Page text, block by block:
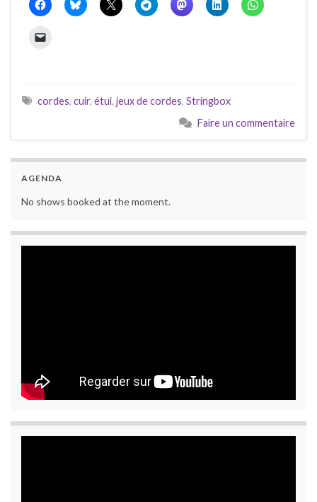
cordes, cuir, étui, jeux de cordes, Stringbox
Faire un commentaire
AGENDA
No shows booked at the moment.